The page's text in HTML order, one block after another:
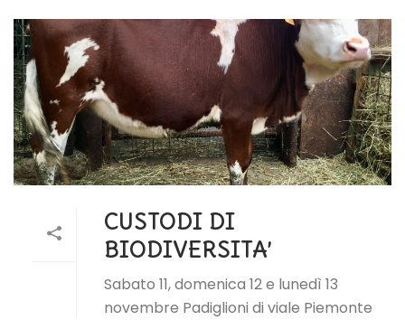
CUSTODI DI
BIODIVERSITA’
Sabato 11, domenica 12 e lunedì 13
novembre Padiglioni di viale Piemonte